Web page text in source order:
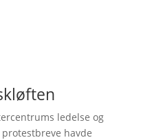
ledelse og
havde